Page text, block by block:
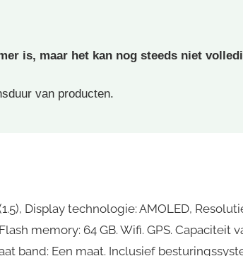
is, maar het kan nog steeds niet
van producten.
Display technologie: AMOLED,
memory: 64 GB. Wifi. GPS. Capaciteit
band: Een maat. Inclusief